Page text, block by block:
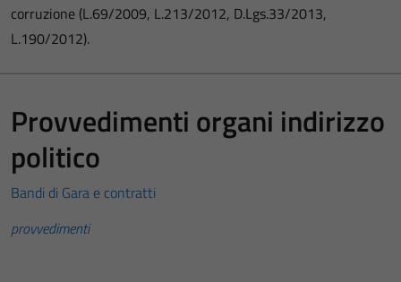
corruzione (L.69/2009, L.213/2012, D.Lgs.33/2013,
L.190/2012).
Provvedimenti organi indirizzo
politico
Bandi di Gara e contratti
provvedimenti